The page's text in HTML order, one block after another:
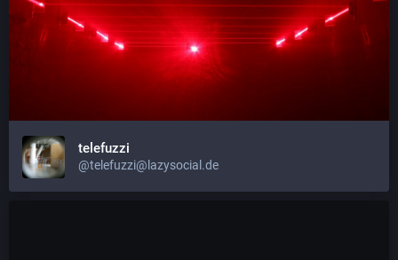
telefuzzi
@telefuzzi@lazysocial.de